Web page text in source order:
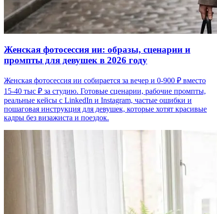
Женская фотосессия ии: образы, сценарии и
промпты для девушек в 2026 году
Женская фотосессия ии собирается за вечер и 0-900 ₽ вместо
15-40 тыс ₽ за студию. Готовые сценарии, рабочие промпты,
реальные кейсы с LinkedIn и Instagram, частые ошибки и
пошаговая инструкция для девушек, которые хотят красивые
кадры без визажиста и поездок.